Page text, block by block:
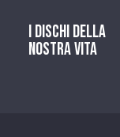
I dischi della
nostra vita